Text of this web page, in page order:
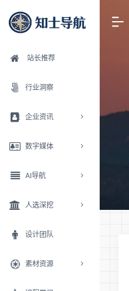
站长推荐
行业洞察
企业资讯
数字媒体
AI导航
人选深挖
设计团队
素材资源